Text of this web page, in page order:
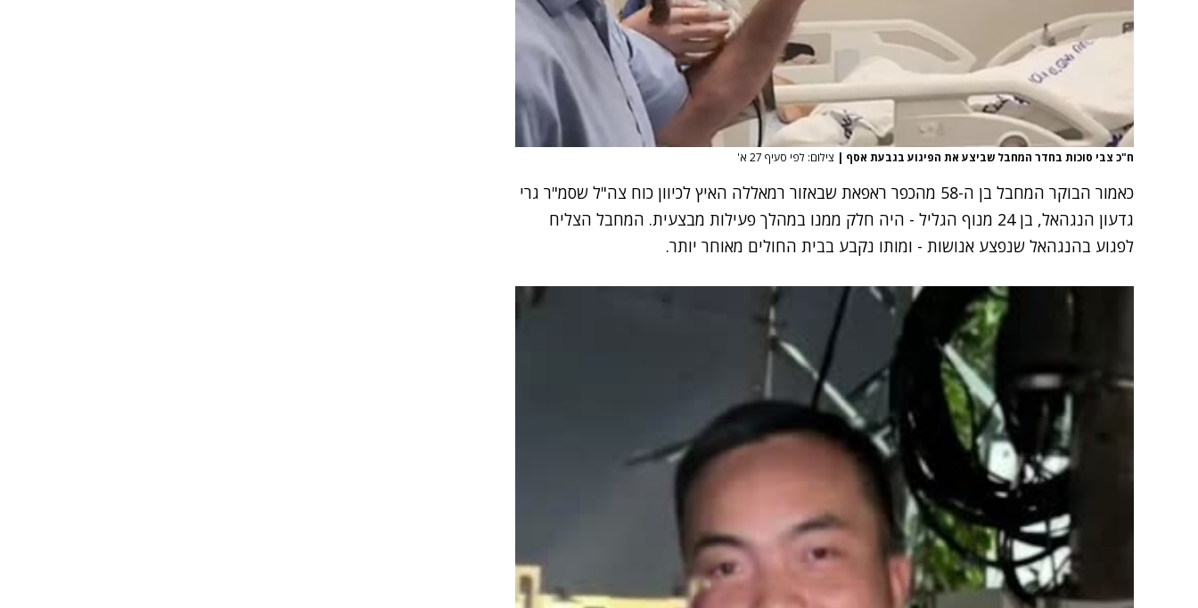
ח"כ צבי סוכות בחדר המחבל שביצע את הפיגוע בגבעת אסף | צילום: לפי סעיף 27 א'
כאמור הבוקר המחבל בן ה-58 מהכפר ראפאת שבאזור רמאללה האיץ לכיוון כוח צה"ל שסמ"ר גרי
גדעון הנגהאל, בן 24 מנוף הגליל - היה חלק ממנו במהלך פעילות מבצעית. המחבל הצליח
לפגוע בהנגהאל שנפצע אנושות - ומותו נקבע בבית החולים מאוחר יותר.